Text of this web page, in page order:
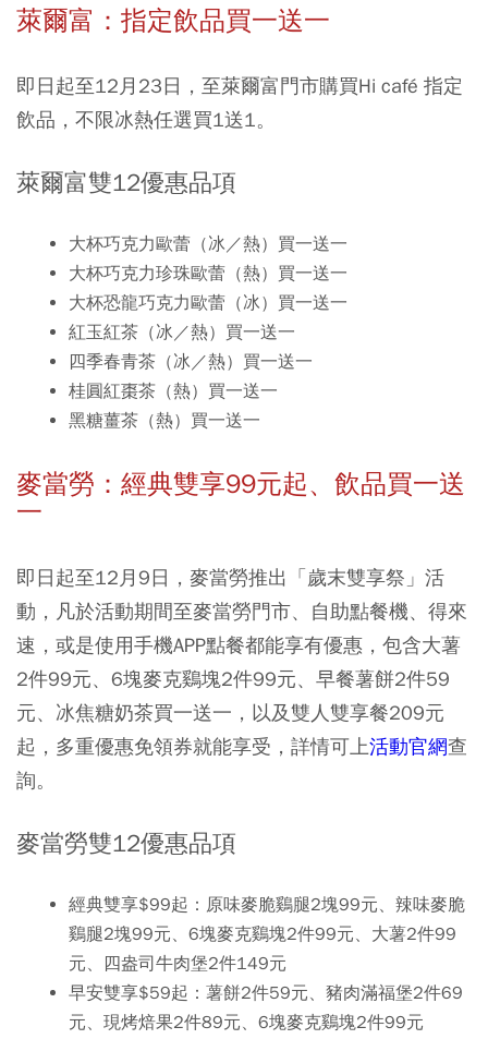
萊爾富：指定飲品買一送一
即日起至12月23日，至萊爾富門市購買Hi café 指定
飲品，不限冰熱任選買1送1。
萊爾富雙12優惠品項
大杯巧克力歐蕾（冰／熱）買一送一
大杯巧克力珍珠歐蕾（熱）買一送一
大杯恐龍巧克力歐蕾（冰）買一送一
紅玉紅茶（冰／熱）買一送一
四季春青茶（冰／熱）買一送一
桂圓紅棗茶（熱）買一送一
黑糖薑茶（熱）買一送一
麥當勞：經典雙享99元起、飲品買一送
一
即日起至12月9日，麥當勞推出 「歲末雙享祭」活
動，凡於活動期間至麥當勞門市、自助點餐機、得來
速，或是使用手機APP點餐都能享有優惠，包含大薯
2件99元、6塊麥克鷄塊2件99元、早餐薯餅2件59
元、冰焦糖奶茶買一送一，以及雙人雙享餐209元
起，多重優惠免領券就能享受，詳情可上活動官網查
詢。
麥當勞雙12優惠品項
經典雙享$99起：原味麥脆鷄腿2塊99元、辣味麥脆
鷄腿2塊99元、6塊麥克鷄塊2件99元、大薯2件99
元、四盎司牛肉堡2件149元
早安雙享$59起：薯餅2件59元、豬肉滿福堡2件69
元、現烤焙果2件89元、6塊麥克鷄塊2件99元